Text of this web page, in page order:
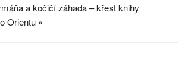
a kočičí záhada – křest knihy
Orientu »